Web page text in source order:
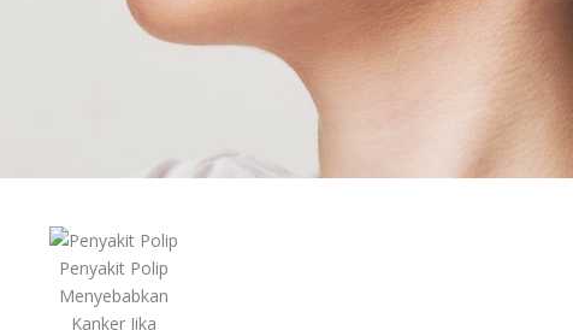
Penyakit Polip
Menyebabkan
Kanker Jika